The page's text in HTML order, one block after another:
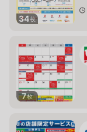
34枚
7枚